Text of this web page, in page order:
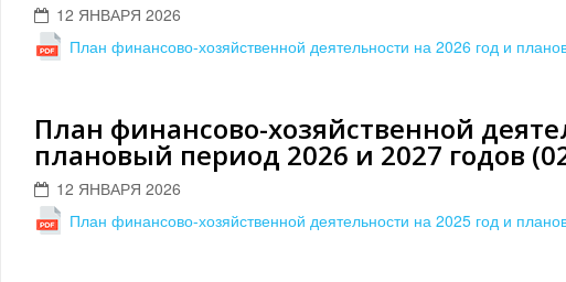
12 ЯНВАРЯ 2026
План финансово-хозяйственной деятельности на 2026 год и
План финансово-хозяйственной
плановый период 2026 и 2027 годов
12 ЯНВАРЯ 2026
План финансово-хозяйственной деятельности на 2025 год и